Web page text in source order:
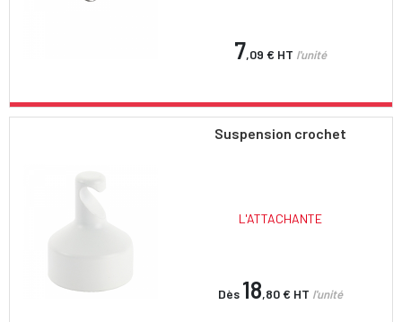
7,09 € HT l'unité
Suspension crochet
L'ATTACHANTE
Dès 18,80 € HT l'unité